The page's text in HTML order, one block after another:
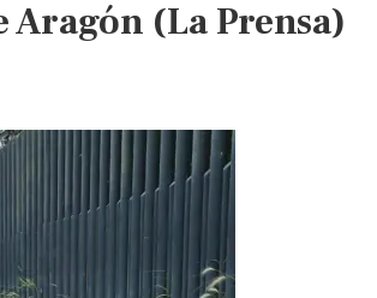
Aragón (La Prensa)